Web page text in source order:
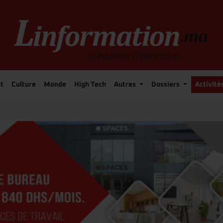
Culture Monde High Tech Autres Dossiers